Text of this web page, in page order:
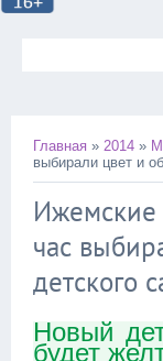
Главная » 2014 »
выбирали цвет и
Ижемские
час
детского
Новый
будет